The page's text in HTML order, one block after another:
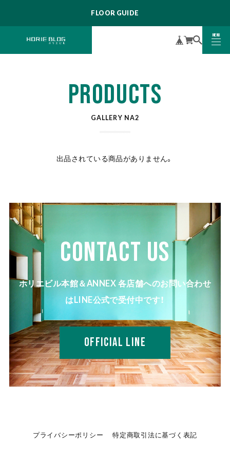
FLOOR GUIDE
MENU
CLOSE
PRODUCTS
GALLERY NA2
出品されている商品がありません。
CONTACT US
ホリエビル本館＆ANNEX 各店舗へのお問い合わせ
はLINE公式で受付中です！
OFFICIAL LINE
プライバシーポリシー 特定商取引法に基づく表記